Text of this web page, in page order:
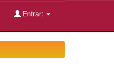
Entrar: